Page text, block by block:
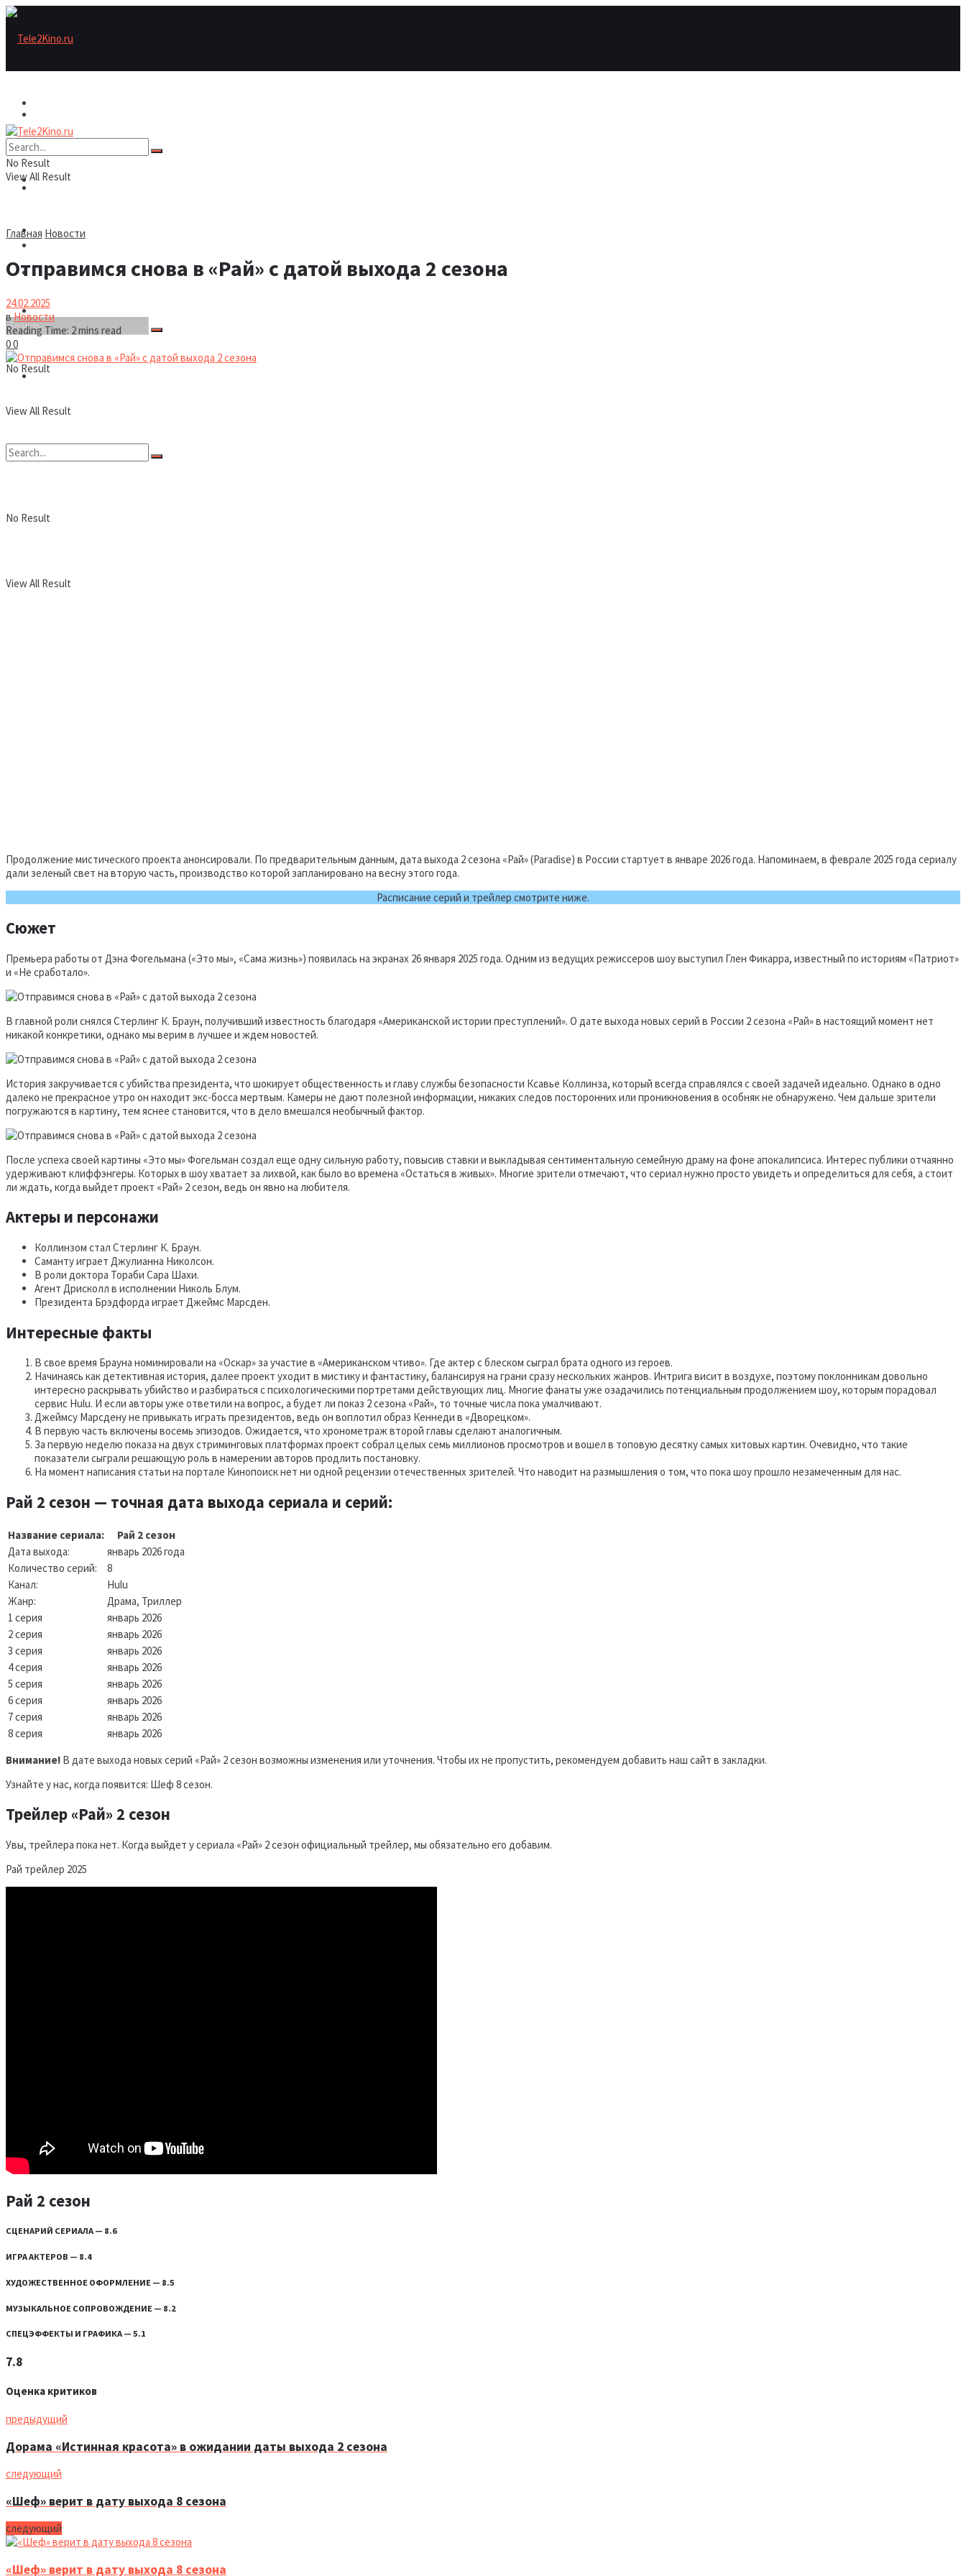
Рецензии/трейлеры
Шоу бизнес
Новости
No Result
View All Result
Рецензии/трейлеры
Шоу бизнес
Новости
No Result
View All Result
No Result
View All Result
Главная Новости
Отправимся снова в «Рай» с датой выхода 2 сезона
24.02.2025
вНовости
Reading Time: 2 mins read
00
Продолжение мистического проекта анонсировали. По предварительным данным, дата выхода 2 сезона «Рай» (Paradise) в России стартует в январе 2026 года. Напоминаем, в феврале 2025 года сериалу
дали зеленый свет на вторую часть, производство которой запланировано на весну этого года.
Расписание серий и трейлер смотрите ниже.
Сюжет
Премьера работы от Дэна Фогельмана («Это мы», «Сама жизнь») появилась на экранах 26 января 2025 года. Одним из ведущих режиссеров шоу выступил Глен Фикарра, известный по историям «Патриот»
и «Не сработало».
В главной роли снялся Стерлинг К. Браун, получивший известность благодаря «Американской истории преступлений». О дате выхода новых серий в России 2 сезона «Рай» в настоящий момент нет
никакой конкретики, однако мы верим в лучшее и ждем новостей.
История закручивается с убийства президента, что шокирует общественность и главу службы безопасности Ксавье Коллинза, который всегда справлялся с своей задачей идеально. Однако в одно
далеко не прекрасное утро он находит экс-босса мертвым. Камеры не дают полезной информации, никаких следов посторонних или проникновения в особняк не обнаружено. Чем дальше зрители
погружаются в картину, тем яснее становится, что в дело вмешался необычный фактор.
После успеха своей картины «Это мы» Фогельман создал еще одну сильную работу, повысив ставки и выкладывая сентиментальную семейную драму на фоне апокалипсиса. Интерес публики отчаянно
удерживают клиффэнгеры. Которых в шоу хватает за лихвой, как было во времена «Остаться в живых». Многие зрители отмечают, что сериал нужно просто увидеть и определиться для себя, а стоит
ли ждать, когда выйдет проект «Рай» 2 сезон, ведь он явно на любителя.
Актеры и персонажи
Коллинзом стал Стерлинг К. Браун.
Саманту играет Джулианна Николсон.
В роли доктора Тораби Сара Шахи.
Агент Дрисколл в исполнении Николь Блум.
Президента Брэдфорда играет Джеймс Марсден.
Интересные факты
В свое время Брауна номинировали на «Оскар» за участие в «Американском чтиво». Где актер с блеском сыграл брата одного из героев.
Начинаясь как детективная история, далее проект уходит в мистику и фантастику, балансируя на грани сразу нескольких жанров. Интрига висит в воздухе, поэтому поклонникам довольно
интересно раскрывать убийство и разбираться с психологическими портретами действующих лиц. Многие фанаты уже озадачились потенциальным продолжением шоу, которым порадовал
сервис Hulu. И если авторы уже ответили на вопрос, а будет ли показ 2 сезона «Рай», то точные числа пока умалчивают.
Джеймсу Марсдену не привыкать играть президентов, ведь он воплотил образ Кеннеди в «Дворецком».
В первую часть включены восемь эпизодов. Ожидается, что хронометраж второй главы сделают аналогичным.
За первую неделю показа на двух стриминговых платформах проект собрал целых семь миллионов просмотров и вошел в топовую десятку самых хитовых картин. Очевидно, что такие
показатели сыграли решающую роль в намерении авторов продлить постановку.
На момент написания статьи на портале Кинопоиск нет ни одной рецензии отечественных зрителей. Что наводит на размышления о том, что пока шоу прошло незамеченным для нас.
Рай 2 сезон — точная дата выхода сериала и серий:
Название сериала:
Рай 2 сезон
Дата выхода:
январь 2026 года
Количество серий:
8
Канал:
Hulu
Жанр:
Драма, Триллер
1 серия
январь 2026
2 серия
январь 2026
3 серия
январь 2026
4 серия
январь 2026
5 серия
январь 2026
6 серия
январь 2026
7 серия
январь 2026
8 серия
январь 2026
Внимание! В дате выхода новых серий «Рай» 2 сезон возможны изменения или уточнения. Чтобы их не пропустить, рекомендуем добавить наш сайт в закладки.
Узнайте у нас, когда появится: Шеф 8 сезон.
Трейлер «Рай» 2 сезон
Увы, трейлера пока нет. Когда выйдет у сериала «Рай» 2 сезон официальный трейлер, мы обязательно его добавим.
Рай трейлер 2025
Рай 2 сезон
СЦЕНАРИЙ СЕРИАЛА — 8.6
ИГРА АКТЕРОВ — 8.4
ХУДОЖЕСТВЕННОЕ ОФОРМЛЕНИЕ — 8.5
МУЗЫКАЛЬНОЕ СОПРОВОЖДЕНИЕ — 8.2
СПЕЦЭФФЕКТЫ И ГРАФИКА — 5.1
7.8
Оценка критиков
предыдущий
Дорама «Истинная красота» в ожидании даты выхода 2 сезона
следующий
«Шеф» верит в дату выхода 8 сезона
следующий
«Шеф» верит в дату выхода 8 сезона